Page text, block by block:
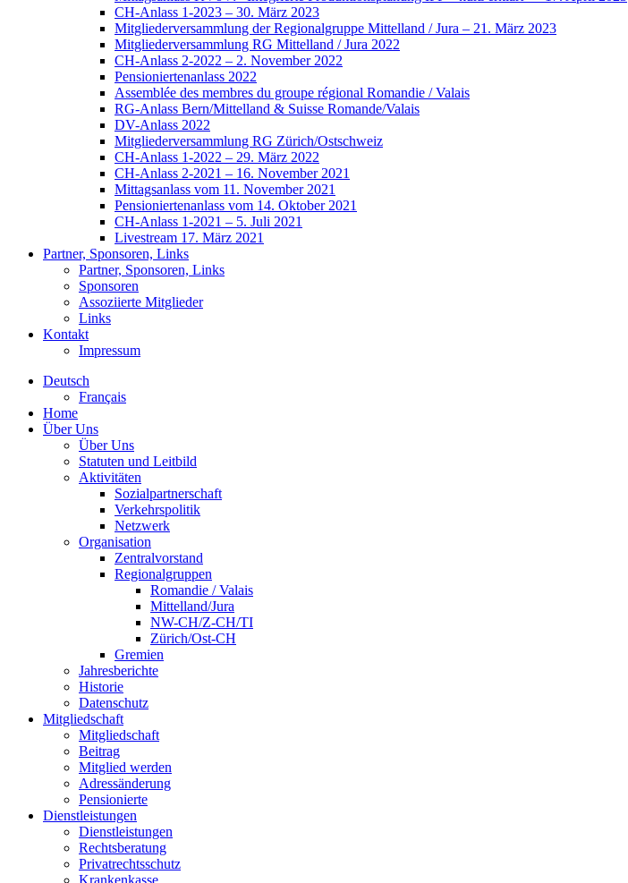
CH-Anlass 1-2023 – 30. März 2023
Mitgliederversammlung der Regionalgruppe Mittelland / Jura – 21. März 2023
Mitgliederversammlung RG Mittelland / Jura 2022
CH-Anlass 2-2022 – 2. November 2022
Pensioniertenanlass 2022
Assemblée des membres du groupe régional Romandie / Valais
RG-Anlass Bern/Mittelland & Suisse Romande/Valais
DV-Anlass 2022
Mitgliederversammlung RG Zürich/Ostschweiz
CH-Anlass 1-2022 – 29. März 2022
CH-Anlass 2-2021 – 16. November 2021
Mittagsanlass vom 11. November 2021
Pensioniertenanlass vom 14. Oktober 2021
CH-Anlass 1-2021 – 5. Juli 2021
Livestream 17. März 2021
Partner, Sponsoren, Links
Partner, Sponsoren, Links
Sponsoren
Assoziierte Mitglieder
Links
Kontakt
Impressum
Deutsch
Français
Home
Über Uns
Über Uns
Statuten und Leitbild
Aktivitäten
Sozialpartnerschaft
Verkehrspolitik
Netzwerk
Organisation
Zentralvorstand
Regionalgruppen
Romandie / Valais
Mittelland/Jura
NW-CH/Z-CH/TI
Zürich/Ost-CH
Gremien
Jahresberichte
Historie
Datenschutz
Mitgliedschaft
Mitgliedschaft
Beitrag
Mitglied werden
Adressänderung
Pensionierte
Dienstleistungen
Dienstleistungen
Rechtsberatung
Privatrechtsschutz
Krankenkasse